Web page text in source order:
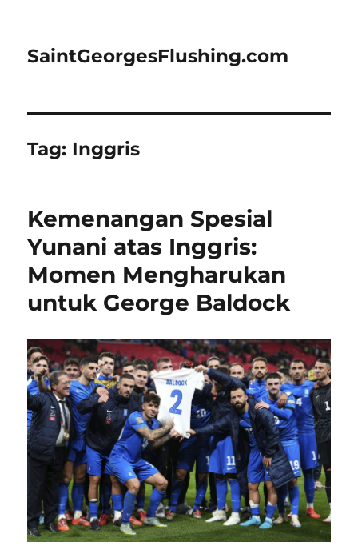
SaintGeorgesFlushing.com
Tag: Inggris
Kemenangan Spesial
Yunani atas Inggris:
Momen Mengharukan
untuk George Baldock